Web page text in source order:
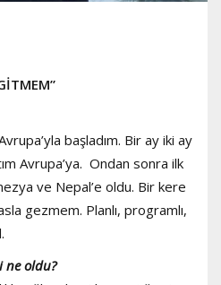
başladım. Bir ay iki ay
Avrupa’ya. Ondan sonra ilk
ve Nepal’e oldu. Bir kere
gezmem. Planlı, programlı,
ne oldu?